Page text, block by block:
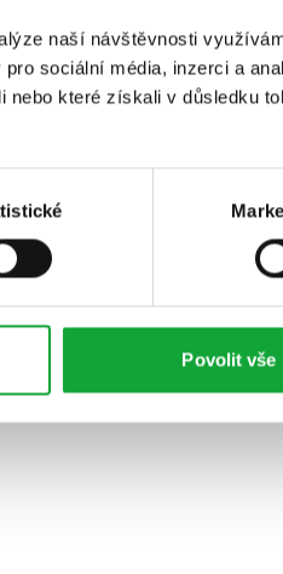
naší návštěvnosti
sociální média, inzerci a
nebo které získali v důsledku
Povolit vše